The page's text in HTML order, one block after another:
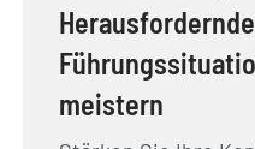
Herausfordernde
meistern